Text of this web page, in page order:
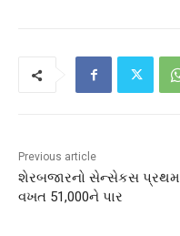
Previous article
શેરબજારનો સેન્સેકસ પ્રથમ
વખત 51,000ને પાર